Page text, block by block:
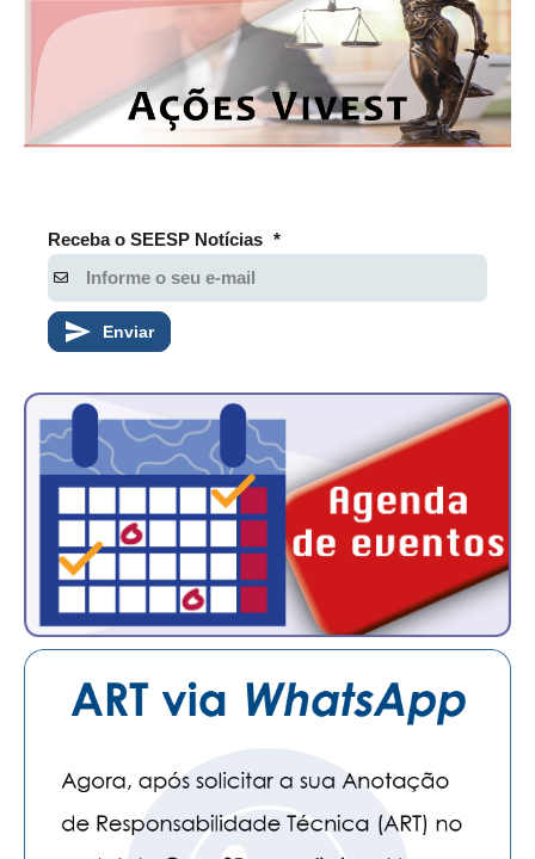
CADASTRO
ASSOCIE-SE
ATUALIZAÇÃO CADASTRAL
Receba o SEESP Notícias *
Enviar